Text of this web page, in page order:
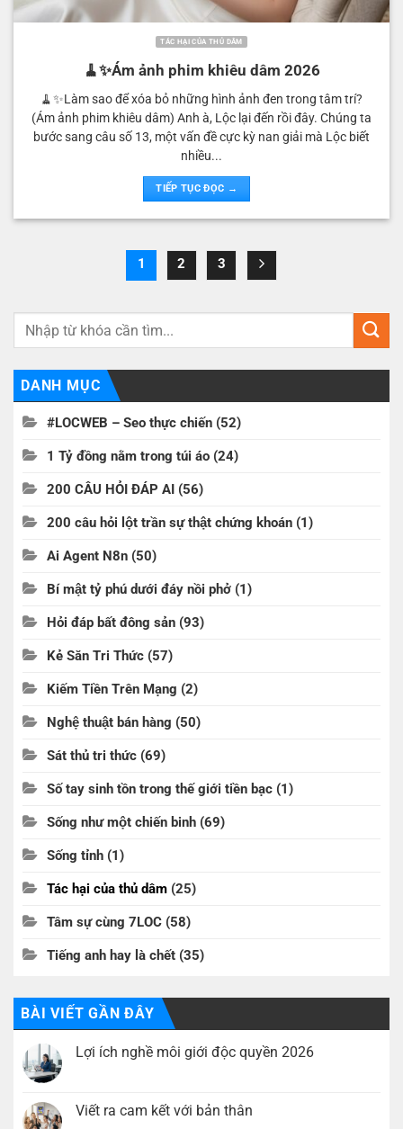
TÁC HẠI CỦA THỦ DÂM
🧹✨Ám ảnh phim khiêu dâm 2026
🧹✨Làm sao để xóa bỏ những hình ảnh đen trong tâm trí?
(Ám ảnh phim khiêu dâm) Anh à, Lộc lại đến rồi đây. Chúng ta
bước sang câu số 13, một vấn đề cực kỳ nan giải mà Lộc biết
nhiều...
TIẾP TỤC ĐỌC →
1 2 3
DANH MỤC
#LOCWEB – Seo thực chiến (52)
1 Tỷ đồng nằm trong túi áo (24)
200 CÂU HỎI ĐÁP AI (56)
200 câu hỏi lột trần sự thật chứng khoán (1)
Ai Agent N8n (50)
Bí mật tỷ phú dưới đáy nồi phở (1)
Hỏi đáp bất đông sản (93)
Kẻ Săn Tri Thức (57)
Kiếm Tiền Trên Mạng (2)
Nghệ thuật bán hàng (50)
Sát thủ tri thức (69)
Số tay sinh tồn trong thế giới tiền bạc (1)
Sống như một chiến binh (69)
Sống tỉnh (1)
Tác hại của thủ dâm (25)
Tâm sự cùng 7LOC (58)
Tiếng anh hay là chết (35)
BÀI VIẾT GẦN ĐÂY
Lợi ích nghề môi giới độc quyền 2026
luận
ở
Viết ra cam kết với bản thân